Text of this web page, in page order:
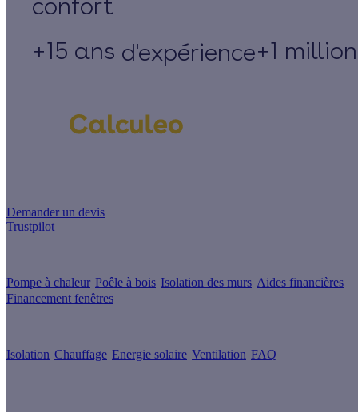
+15 ans d'expérience+1
Demander un devis
Trustpilot
Pompe à chaleur Poêle à bois Isolation des murs Aides financières
Financement fenêtres
Isolation Chauffage Energie solaire Ventilation FAQ